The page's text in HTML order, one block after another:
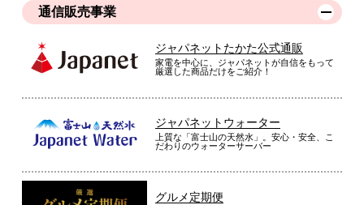
埃もたたず、助かります。
小さいわりに速暖で満足
脱衣室等の狭い場所に簡易的な暖房器具が欲しいと思ってい
と思いましたが、スイッチをつけると速暖房で満足です。
通信販売事業
ジャパネットたかた公式通販
家電を中心に、ジャパネットが自信をもって
厳選した商品だけをご紹介！
ジャパネットウォーター
上質な「富士山の天然水」。安心・安全、こ
だわりのウォーターサーバー
グルメ定期便